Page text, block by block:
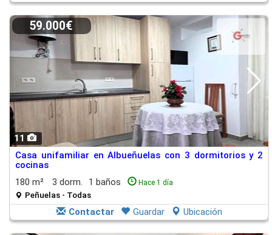
11
59.000€
Casa unifamiliar en Albueñuelas con 3 dormitorios y 2
cocinas
180 m²
3 dorm. 1 baños Hace 1 día
Peñuelas - Todas
Contactar Guardar Ubicación